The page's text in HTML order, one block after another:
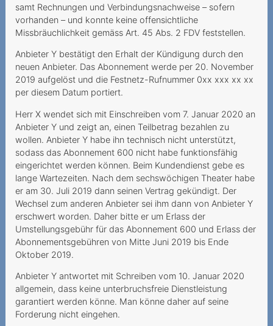
samt Rechnungen und Verbindungsnachweise – sofern
vorhanden – und konnte keine offensichtliche
Missbräuchlichkeit gemäss Art. 45 Abs. 2 FDV feststellen.
Anbieter Y bestätigt den Erhalt der Kündigung durch den
neuen Anbieter. Das Abonnement werde per 20. November
2019 aufgelöst und die Festnetz-Rufnummer 0xx xxx xx xx
per diesem Datum portiert.
Herr X wendet sich mit Einschreiben vom 7. Januar 2020 an
Anbieter Y und zeigt an, einen Teilbetrag bezahlen zu
wollen. Anbieter Y habe ihn technisch nicht unterstützt,
sodass das Abonnement 600 nicht habe funktionsfähig
eingerichtet werden können. Beim Kundendienst gebe es
lange Wartezeiten. Nach dem sechswöchigen Theater habe
er am 30. Juli 2019 dann seinen Vertrag gekündigt. Der
Wechsel zum anderen Anbieter sei ihm dann von Anbieter Y
erschwert worden. Daher bitte er um Erlass der
Umstellungsgebühr für das Abonnement 600 und Erlass der
Abonnementsgebühren von Mitte Juni 2019 bis Ende
Oktober 2019.
Anbieter Y antwortet mit Schreiben vom 10. Januar 2020
allgemein, dass keine unterbruchsfreie Dienstleistung
garantiert werden könne. Man könne daher auf seine
Forderung nicht eingehen.
Promotion mit Tücke
Kabelanschlussgebühren
Roaming in Grenzgebieten
Dauerauftrag mit falscher
Referenznummer
2021
Irreführende
Abonnementsangaben und
wesentlicher Irrtum
Unbekannte Rufnummer im
Kundenkonto
Verfall des Prepaid-
Nichtgebrauchs
Urteilsunfähigkeit infolge
psychischer Erkrankung